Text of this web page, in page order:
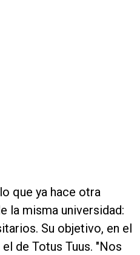
que ya hace otra
la misma universidad:
Su objetivo, en el
de Totus Tuus. "Nos